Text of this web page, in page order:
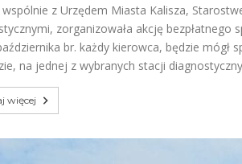
wspólnie z Urzędem Miasta Kalisza,
zorganizowała akcję
br. każdy kierowca, będzie mógł
na jednej z wybranych stacji
więcej